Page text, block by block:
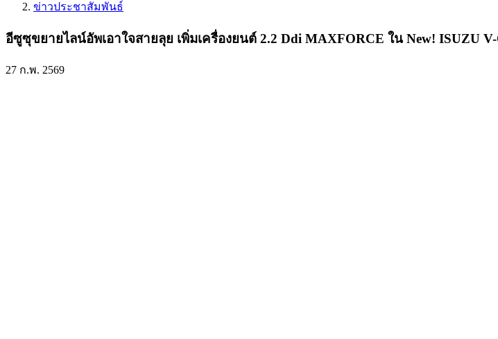
ข่าวประชาสัมพันธ์
อีซูซุขยายไลน์อัพเอาใจสายลุย เพิ่มเครื่องยนต์ 2.2 Ddi MAXFORCE ใน New! ISUZU
27 ก.พ. 2569